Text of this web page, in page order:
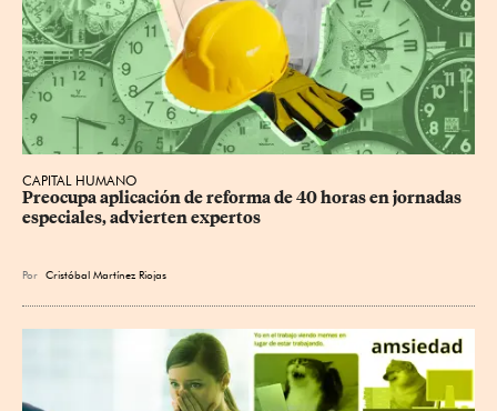
CAPITAL HUMANO
Preocupa aplicación de reforma de 40 horas en jornadas
especiales, advierten expertos
Por Cristóbal Martínez Riojas